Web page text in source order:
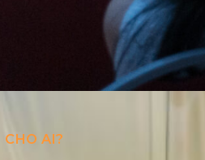
AI?